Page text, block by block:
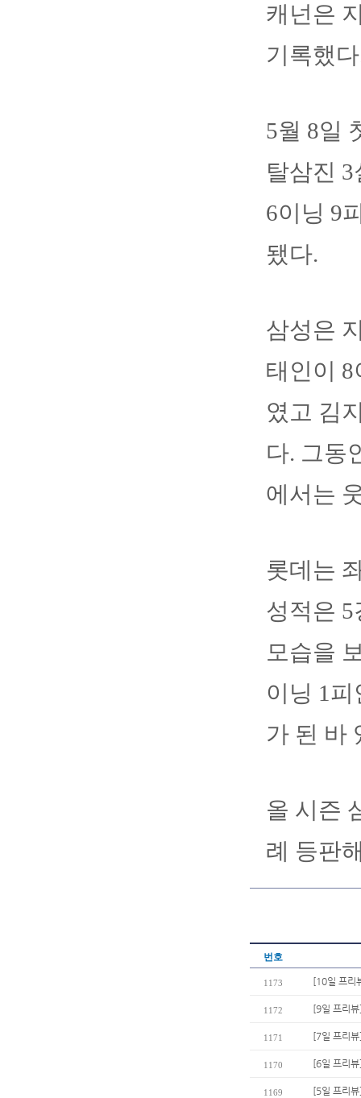
캐넌은
기록했
5월 8일
탈삼진
6이닝 9
됐다.
삼성은
태인이
였고 김
다. 그동
에서는
롯데는
성적은 5
모습을
이닝 1
가 된 바
올 시즌
례 등판
번호
1173 [10일 프리
1172 [9일 프리
1171 [7일 프리
1170 [6일 프리
1169 [5일 프리